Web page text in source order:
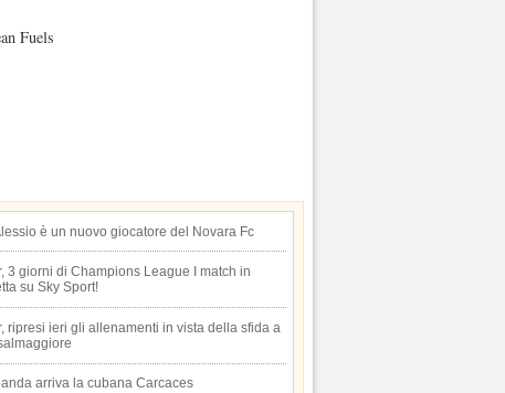
è un nuovo giocatore del Novara Fc
3 giorni di Champions League I match in
su Sky Sport!
ripresi ieri gli allenamenti in vista della sfida a
arriva la cubana Carcaces